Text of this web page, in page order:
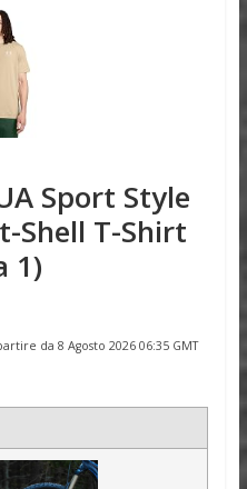
Sport Style
Shell T-Shirt
1)
da 8 Agosto 2026 06:35 GMT